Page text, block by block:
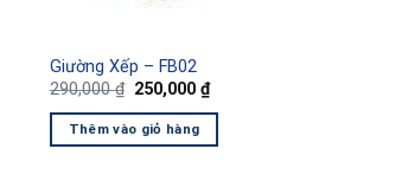
Giường Xếp – FB02
290,000₫ Giá
là:
290,000 ₫.
250,000₫Giá
hiện
tại
Thêm vào giỏ hàng